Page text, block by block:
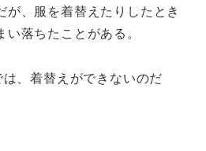
が、服を着替えたりしたとき
落ちたことがある。
、着替えができないのだ